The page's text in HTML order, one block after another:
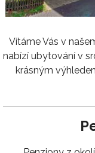
Vítáme Vás v
nabízí ubytování v
krásným